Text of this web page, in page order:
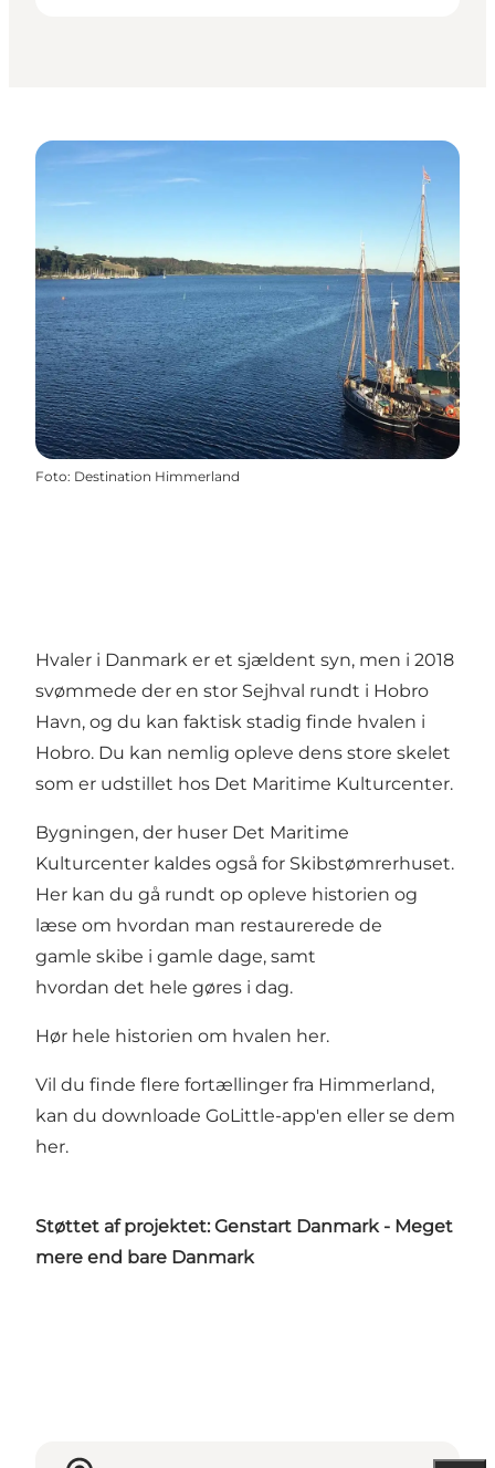
Foto: Destination Himmerland
Hvaler i Danmark er et sjældent syn, men i 2018
svømmede der en stor Sejhval rundt i Hobro
Havn, og du kan faktisk stadig finde hvalen i
Hobro. Du kan nemlig opleve dens store skelet
som er udstillet hos Det Maritime Kulturcenter.
Bygningen, der huser Det Maritime
Kulturcenter kaldes også for Skibstømrerhuset.
Her kan du gå rundt op opleve historien og
læse om hvordan man restaurerede de
gamle skibe i gamle dage, samt
hvordan det hele gøres i dag.
Hør hele historien om hvalen her.
Vil du finde flere fortællinger fra Himmerland,
kan du downloade GoLittle-app'en eller se dem
her.
Støttet af projektet: Genstart Danmark - Meget
mere end bare Danmark